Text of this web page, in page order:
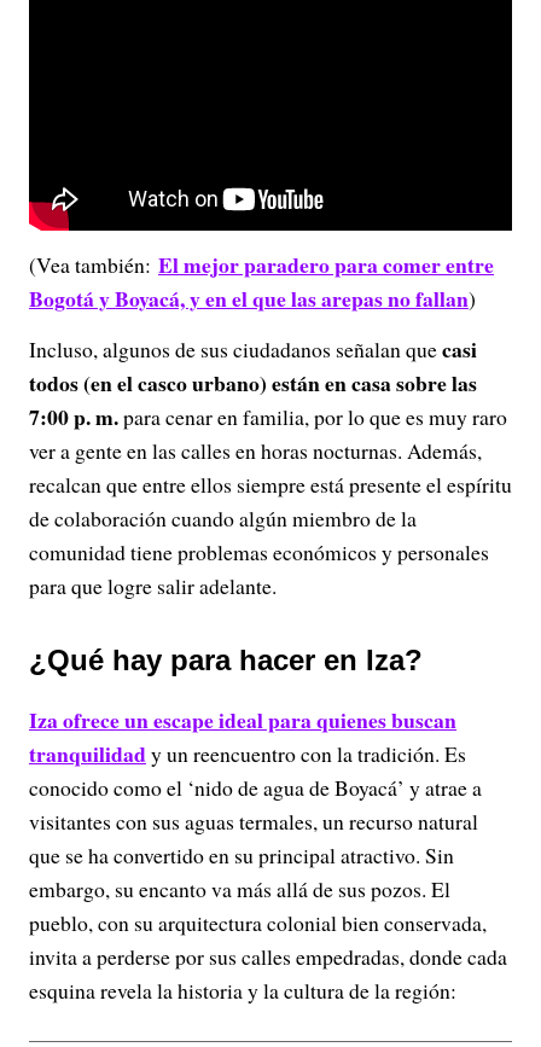
(Vea también: El mejor paradero para comer entre
Bogotá y Boyacá, y en el que las arepas no fallan)
Incluso, algunos de sus ciudadanos señalan quecasi
todos (en el casco urbano) están en casa sobre las
7:00 p. m.para cenar en familia, por lo que es muy raro
ver a gente en las calles en horas nocturnas. Además,
recalcan que entre ellos siempre está presente el espíritu
de colaboración cuando algún miembro de la
comunidad tiene problemas económicos y personales
para que logre salir adelante.
¿Qué hay para hacer en Iza?
Iza ofrece un escape ideal para quienes buscan
tranquilidady un reencuentro con la tradición. Es
conocido como el ‘nido de agua de Boyacá’ y atrae a
visitantes con sus aguas termales, un recurso natural
que se ha convertido en su principal atractivo. Sin
embargo, su encanto va más allá de sus pozos. El
pueblo, con su arquitectura colonial bien conservada,
invita a perderse por sus calles empedradas, donde cada
esquina revela la historia y la cultura de la región: